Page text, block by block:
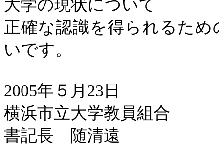
大学の現状について
正確な認識を得られるた
いです。
2005年５月 23 日
横浜市立大学教員組合
書記長 随清遠